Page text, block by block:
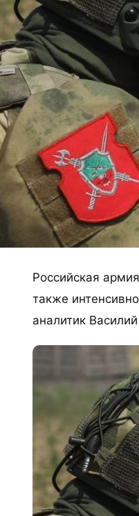
Российская
также
аналитик